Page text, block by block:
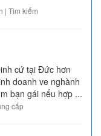
| Tìm kiếm
cứ tại Đức hơn
doanh ve nghành
bạn gái nếu hợp ...
cấp